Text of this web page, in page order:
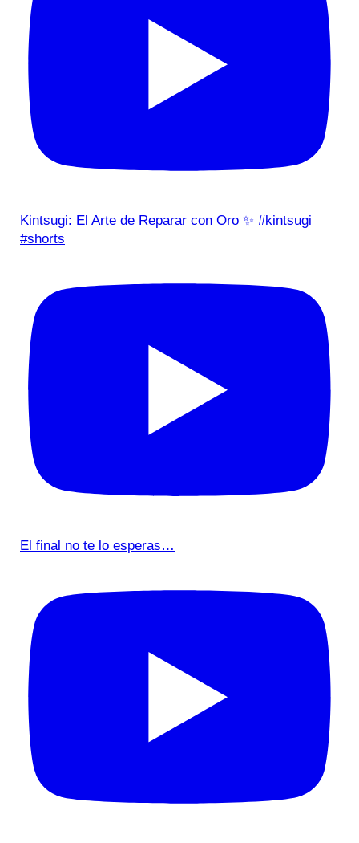
Kintsugi: El Arte de Reparar con Oro ✨ #kintsugi
#shorts
El final no te lo esperas…